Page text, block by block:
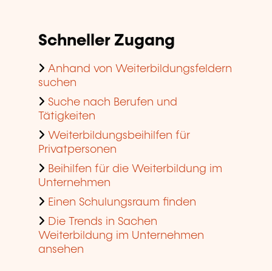
Schneller Zugang
Anhand von Weiterbildungsfeldern
suchen
Suche nach Berufen und
Tätigkeiten
Weiterbildungsbeihilfen für
Privatpersonen
Beihilfen für die Weiterbildung im
Unternehmen
Einen Schulungsraum finden
Die Trends in Sachen
Weiterbildung im Unternehmen
ansehen